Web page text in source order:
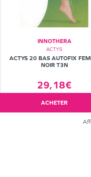
INNOTHERA
ACTYS
ACTYS 20 BAS AUTOFIX
NOIR T3N
29,18€
ACHETER